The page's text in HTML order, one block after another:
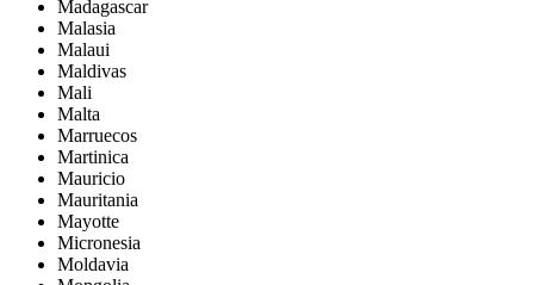
Madagascar
Malasia
Malaui
Maldivas
Mali
Malta
Marruecos
Martinica
Mauricio
Mauritania
Mayotte
Micronesia
Moldavia